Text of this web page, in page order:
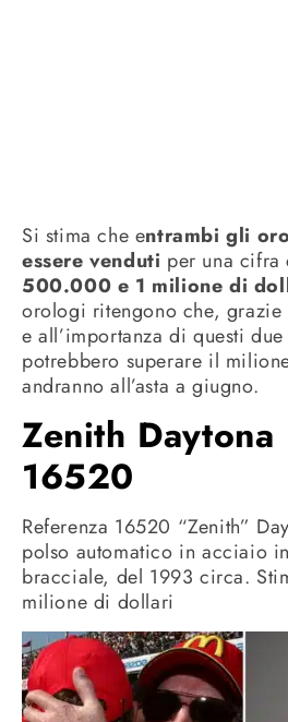
Si stima che entrambi gli
essere venduti per una cifra
500.000 e 1 milione di
orologi ritengono che, grazie
e all’importanza di questi
potrebbero superare il
andranno all’asta a giugno.
Zenith Daytona
16520
Referenza 16520 “Zenith”
polso automatico in acciaio
bracciale, del 1993 circa.
milione di dollari